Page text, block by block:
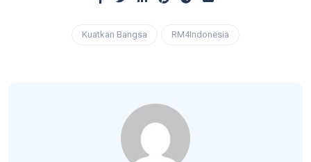
Kuatkan Bangsa RM4Indonesia